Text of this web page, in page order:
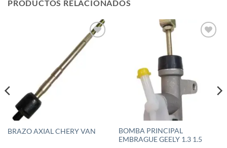
PRODUCTOS RELACIONADOS
Añadir
BRAZO AXIAL CHERY VAN
BOMBA PRINCIPAL
EMBRAGUE GEELY 1.3 1.5